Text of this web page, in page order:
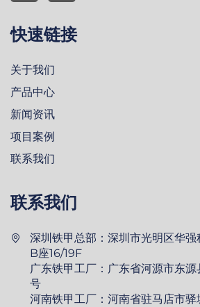
快速链接
关于我们
产品中心
新闻资讯
项目案例
联系我们
联系我们
深圳铁甲总部：深圳市光明区华强
B座16/19F
广东铁甲工厂：广东省河源市东
号
河南铁甲工厂：河南省驻马店市